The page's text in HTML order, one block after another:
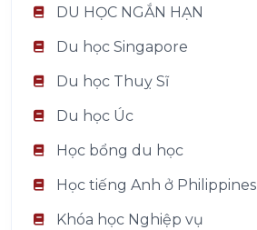
DU HỌC NGẮN HẠN
Du học Singapore
Du học Thuỵ Sĩ
Du học Úc
Học bổng du học
Học tiếng Anh ở Philippines
Khóa học Nghiệp vụ